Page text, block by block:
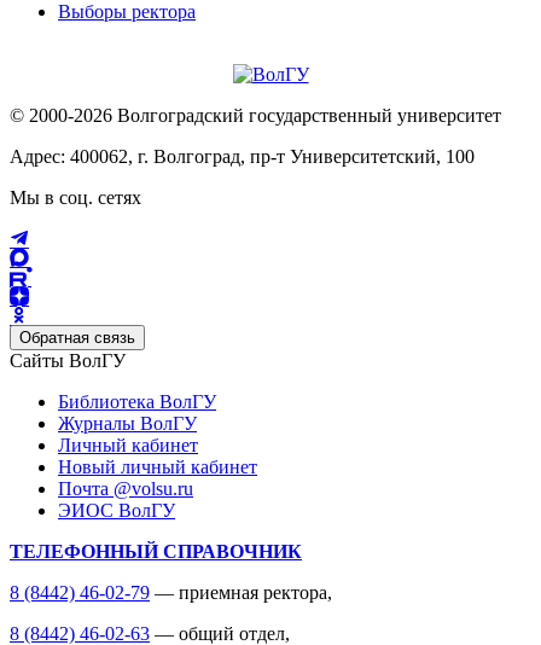
Выборы ректора
© 2000-2026 Волгоградский государственный университет
Адрес: 400062, г. Волгоград, пр-т Университетский, 100
Мы в соц. сетях
Обратная связь
Сайты ВолГУ
Библиотека ВолГУ
Журналы ВолГУ
Личный кабинет
Новый личный кабинет
Почта @volsu.ru
ЭИОС ВолГУ
ТЕЛЕФОННЫЙ СПРАВОЧНИК
8 (8442) 46-02-79 — приемная ректора,
8 (8442) 46-02-63 — общий отдел,